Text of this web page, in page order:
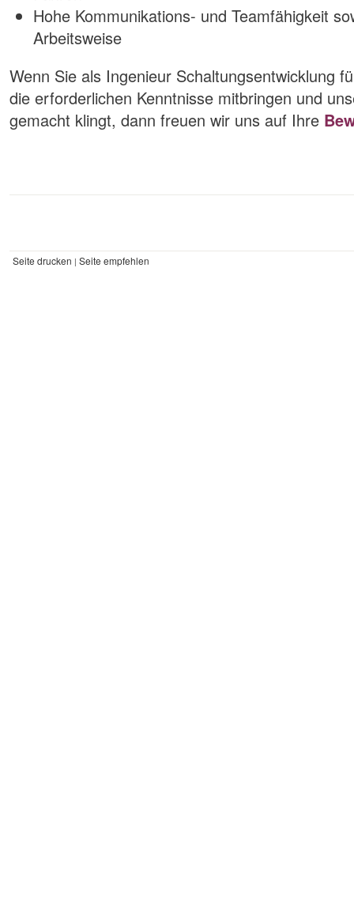
Hohe Kommunikations- und Teamfähigkeit
Arbeitsweise
Wenn Sie als Ingenieur Schaltungsentwicklung
die erforderlichen Kenntnisse mitbringen und
gemacht klingt, dann freuen wir uns auf Ihre
Seite drucken | Seite empfehlen